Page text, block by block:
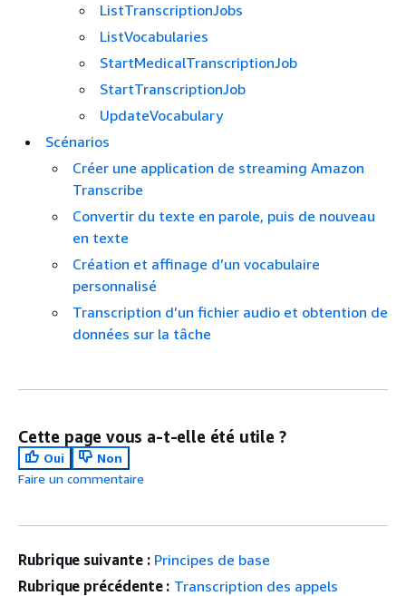
ListTranscriptionJobs
ListVocabularies
StartMedicalTranscriptionJob
StartTranscriptionJob
UpdateVocabulary
Scénarios
Créer une application de streaming Amazon
Transcribe
Convertir du texte en parole, puis de nouveau
en texte
Création et affinage d’un vocabulaire
personnalisé
Transcription d’un fichier audio et obtention de
données sur la tâche
Cette page vous a-t-elle été utile ?
Oui
Non
Faire un commentaire
Rubrique suivante : Principes de base
Rubrique précédente : Transcription des appels